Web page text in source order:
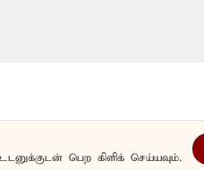
பெற கிளிக் செய்யவும்.